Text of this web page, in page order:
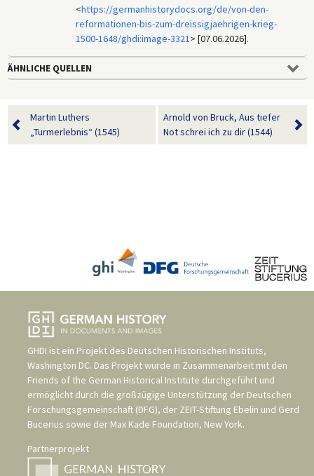
<https://germanhistorydocs.org/de/von-den-
reformationen-bis-zum-dreissigjaehrigen-krieg-
1500-1648/ghdi:image-3321> [07.06.2026].
ÄHNLICHE QUELLEN
Martin Luthers
„Turmerlebnis“ (1545)
Arnold von Bruck, Aus tiefer
Not schrei ich zu dir (1544)
GHDI ist ein Projekt des Deutschen Historischen Instituts,
Washington DC. Das Projekt wurde in Zusammenarbeit mit den
Friends of the German Historical Institute durchgeführt und
ermöglicht durch die großzügige Unterstützung der Deutschen
Forschungsgemeinschaft (DFG), der ZEIT-Stiftung Ebelin und Gerd
Bucerius sowie der Max Kade Foundation, New York.
Partnerprojekt